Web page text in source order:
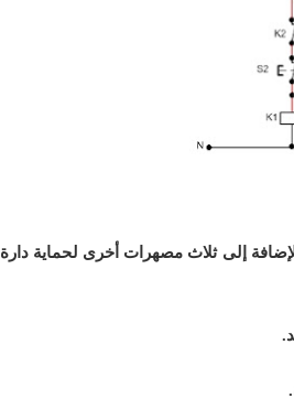
إلى ثلاث مصهرات أخرى لحماية دارة